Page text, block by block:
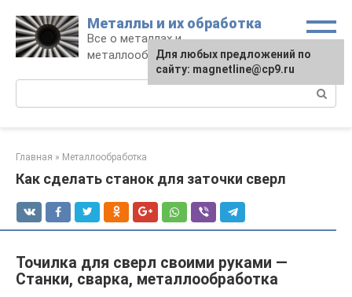
контенту
Металлы и их обработка
Все о металлах и
металлообработке
Главная » Металлообработка
Как сделать станок для заточки сверл
Точилка для сверл своими руками —
Станки, сварка, металлообработка
Для любых предложений по
сайту: magnetline@cp9.ru